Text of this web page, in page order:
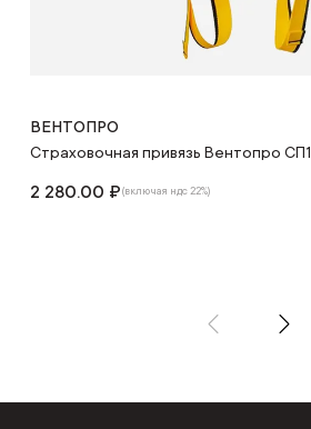
ВЕНТОПРО
Страховочная привязь Вентопро СП1
2 280.00 ₽(включая ндс 22%)